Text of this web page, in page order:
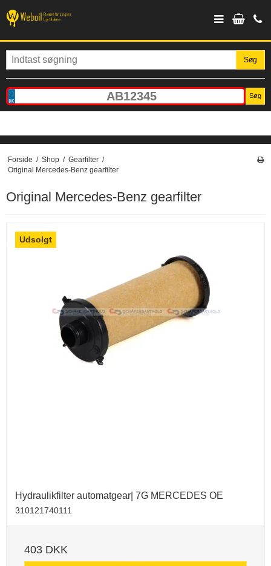
Søg
Søg
Forside / Shop / Gearfilter /
Original Mercedes-Benz gearfilter
Original Mercedes-Benz gearfilter
Udsolgt
Hydraulikfilter automatgear| 7G MERCEDES OE
310121740111
403 DKK